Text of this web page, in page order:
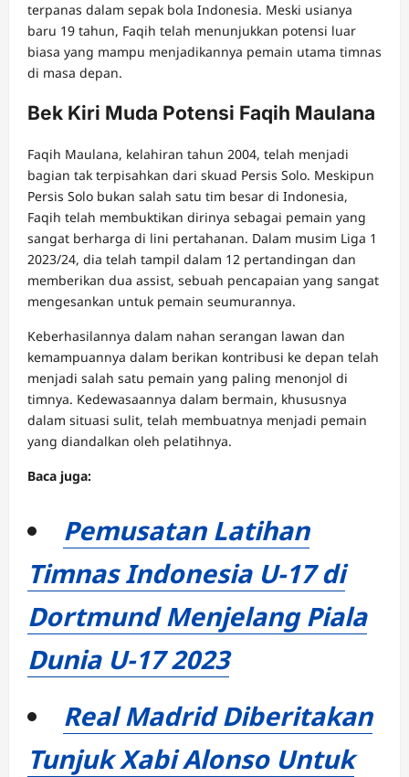
terpanas dalam sepak bola Indonesia. Meski usianya
baru 19 tahun, Faqih telah menunjukkan potensi luar
biasa yang mampu menjadikannya pemain utama timnas
di masa depan.
Bek Kiri Muda Potensi Faqih Maulana
Faqih Maulana, kelahiran tahun 2004, telah menjadi
bagian tak terpisahkan dari skuad Persis Solo. Meskipun
Persis Solo bukan salah satu tim besar di Indonesia,
Faqih telah membuktikan dirinya sebagai pemain yang
sangat berharga di lini pertahanan. Dalam musim Liga 1
2023/24, dia telah tampil dalam 12 pertandingan dan
memberikan dua assist, sebuah pencapaian yang sangat
mengesankan untuk pemain seumurannya.
Keberhasilannya dalam nahan serangan lawan dan
kemampuannya dalam berikan kontribusi ke depan telah
menjadi salah satu pemain yang paling menonjol di
timnya. Kedewasaannya dalam bermain, khususnya
dalam situasi sulit, telah membuatnya menjadi pemain
yang diandalkan oleh pelatihnya.
Baca juga:
Pemusatan Latihan
Timnas Indonesia U-17 di
Dortmund Menjelang Piala
Dunia U-17 2023
Real Madrid Diberitakan
Tunjuk Xabi Alonso Untuk